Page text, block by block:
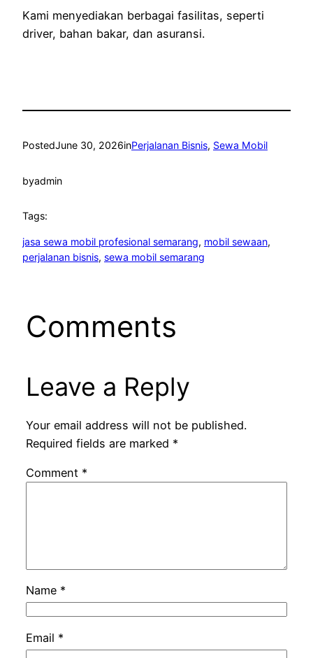
Kami menyediakan berbagai fasilitas, seperti
driver, bahan bakar, dan asuransi.
PostedJune 30, 2026inPerjalanan Bisnis, Sewa Mobil
byadmin
Tags:
jasa sewa mobil profesional semarang, mobil sewaan
perjalanan bisnis, sewa mobil semarang
Comments
Leave a Reply
Your email address will not be published.
Required fields are marked *
Comment *
Name *
Email *